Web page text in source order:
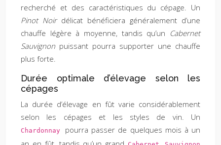
recherché et des caractéristiques du cépage. Un
Pinot Noir délicat bénéficiera généralement d’une
chauffe légère à moyenne, tandis qu’un Cabernet
Sauvignon puissant pourra supporter une chauffe
plus forte.
Durée optimale d’élevage selon les
cépages
La durée d’élevage en fût varie considérablement
selon les cépages et les styles de vin. Un
Chardonnay pourra passer de quelques mois à un